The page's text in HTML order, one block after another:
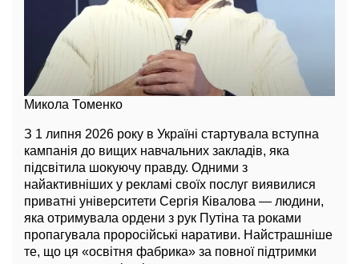
Микола Томенко
З 1 липня 2026 року в Україні стартувала вступна
кампанія до вищих навчальних закладів, яка
підсвітила шокуючу правду. Одними з
найактивніших у рекламі своїх послуг виявилися
приватні університети Сергія Ківалова — людини,
яка отримувала ордени з рук Путіна та роками
пропагувала проросійські наративи. Найстрашніше
те, що ця «освітня фабрика» за повної підтримки